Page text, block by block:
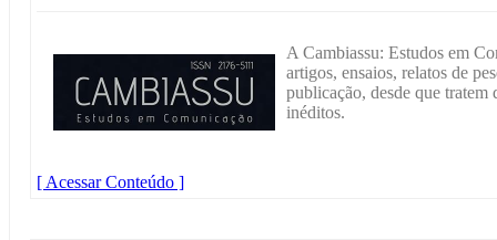
A Cambiassu: Estudos em
artigos, ensaios, relatos de
publicação, desde que tratem
inéditos.
[ Acessar Conteúdo ]